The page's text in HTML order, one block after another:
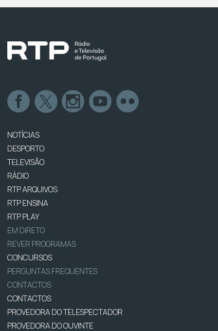
NOTÍCIAS
DESPORTO
TELEVISÃO
RÁDIO
RTP ARQUIVOS
RTP ENSINA
RTP PLAY
EM DIRETO
REVER PROGRAMAS
CONCURSOS
PERGUNTAS FREQUENTES
CONTACTOS
CONTACTOS
PROVEDORA DO TELESPECTADOR
PROVEDORA DO OUVINTE